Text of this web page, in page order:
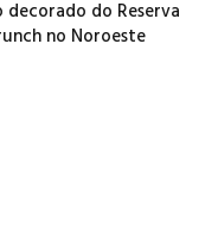
decorado do Reserva
no Noroeste